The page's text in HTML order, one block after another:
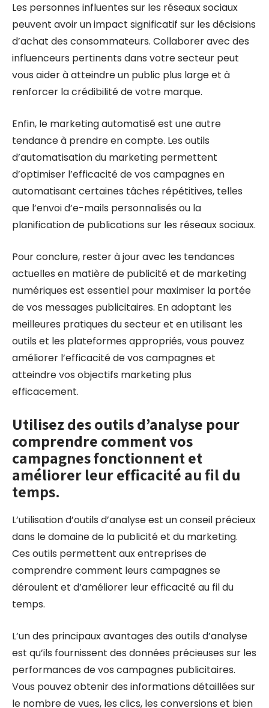
Les personnes influentes sur les réseaux sociaux
peuvent avoir un impact significatif sur les décisions
d’achat des consommateurs. Collaborer avec des
influenceurs pertinents dans votre secteur peut
vous aider à atteindre un public plus large et à
renforcer la crédibilité de votre marque.
Enfin, le marketing automatisé est une autre
tendance à prendre en compte. Les outils
d’automatisation du marketing permettent
d’optimiser l’efficacité de vos campagnes en
automatisant certaines tâches répétitives, telles
que l’envoi d’e-mails personnalisés ou la
planification de publications sur les réseaux sociaux.
Pour conclure, rester à jour avec les tendances
actuelles en matière de publicité et de marketing
numériques est essentiel pour maximiser la portée
de vos messages publicitaires. En adoptant les
meilleures pratiques du secteur et en utilisant les
outils et les plateformes appropriés, vous pouvez
améliorer l’efficacité de vos campagnes et
atteindre vos objectifs marketing plus
efficacement.
Utilisez des outils d’analyse pour
comprendre comment vos
campagnes fonctionnent et
améliorer leur efficacité au fil du
temps.
L’utilisation d’outils d’analyse est un conseil précieux
dans le domaine de la publicité et du marketing.
Ces outils permettent aux entreprises de
comprendre comment leurs campagnes se
déroulent et d’améliorer leur efficacité au fil du
temps.
L’un des principaux avantages des outils d’analyse
est qu’ils fournissent des données précieuses sur les
performances de vos campagnes publicitaires.
Vous pouvez obtenir des informations détaillées sur
le nombre de vues, les clics, les conversions et bien